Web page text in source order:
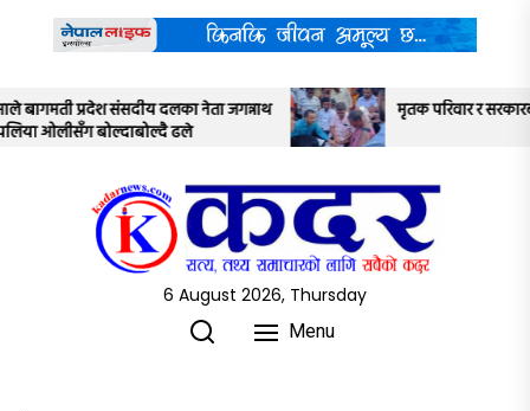
content
मृतक परिवार र सरकारबीच ७ बुँदे सहमति
6 August 2026, Thursday
Menu